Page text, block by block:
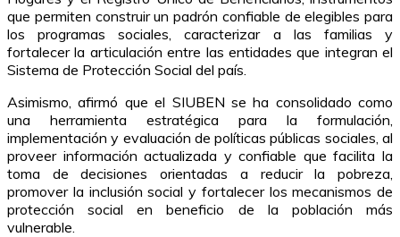
que permiten construir un padrón confiable de elegibles para
los programas sociales, caracterizar a las familias y
fortalecer la articulación entre las entidades que integran el
Sistema de Protección Social del país.
Asimismo, afirmó que el SIUBEN se ha consolidado como
una herramienta estratégica para la formulación,
implementación y evaluación de políticas públicas sociales, al
proveer información actualizada y confiable que facilita la
toma de decisiones orientadas a reducir la pobreza,
promover la inclusión social y fortalecer los mecanismos de
protección social en beneficio de la población más
vulnerable.